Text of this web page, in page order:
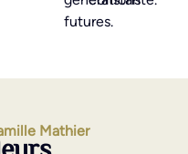
futures.
Mathier